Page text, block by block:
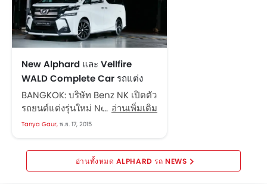
New Alphard และ Vellfire
WALD Complete Car รถแต่ง
ใหม่เร้าใจกว่าเดิม
BANGKOK: บริษัท Benz NK เปิดตัว
รถยนต์แต่งรุ่นใหม่ New Alphard
และ Vellfire WALD Complete
อ่าน: รถใหม่เตรียมเปิดตัวในไทยพิติ
นันทน์ กฤษดาธานนท์ กรรมการผู้
จัดการ Benz NK Auto Import...
อ่านเพิ่มเติม
Tanya Gaur, พ.ย. 17, 2015
ALPHARD รถ NEWS